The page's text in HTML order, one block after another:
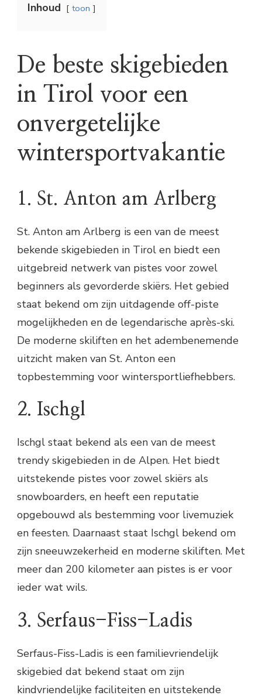
Inhoud toon
De beste skigebieden
in Tirol voor een
onvergetelijke
wintersportvakantie
1. St. Anton am Arlberg
St. Anton am Arlberg is een van de meest
bekende skigebieden in Tirol en biedt een
uitgebreid netwerk van pistes voor zowel
beginners als gevorderde skiërs. Het gebied
staat bekend om zijn uitdagende off-piste
mogelijkheden en de legendarische après-ski.
De moderne skiliften en het adembenemende
uitzicht maken van St. Anton een
topbestemming voor wintersportliefhebbers.
2. Ischgl
Ischgl staat bekend als een van de meest
trendy skigebieden in de Alpen. Het biedt
uitstekende pistes voor zowel skiërs als
snowboarders, en heeft een reputatie
opgebouwd als bestemming voor livemuziek
en feesten. Daarnaast staat Ischgl bekend om
zijn sneeuwzekerheid en moderne skiliften. Met
meer dan 200 kilometer aan pistes is er voor
ieder wat wils.
3. Serfaus-Fiss-Ladis
Serfaus-Fiss-Ladis is een familievriendelijk
skigebied dat bekend staat om zijn
kindvriendelijke faciliteiten en uitstekende